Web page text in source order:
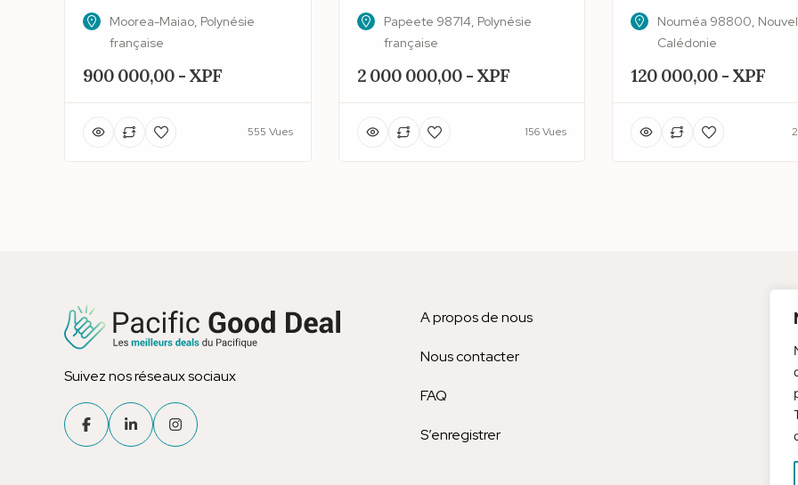
Moorea-Maiao, Polynésie
française
900 000,00 - XPF
555 Vues
Papeete 98714, Polynésie
française
2 000 000,00 - XPF
156 Vues
Nouméa 98800,
Calédonie
120 000,00 - XPF
Suivez nos réseaux sociaux
A propos de nous
Nous contacter
FAQ
S’enregistrer